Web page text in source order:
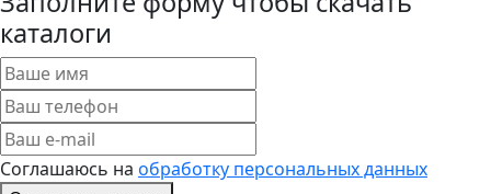
каталоги
Соглашаюсь на обработку персональных данных